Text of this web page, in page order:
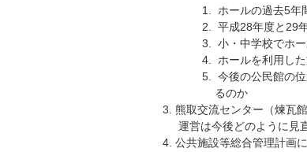
ホールの過去5年
平成28年度と29
小・中学校でホ
ホールを利用し
今後の公民館の
るのか
熊取交流センター（煉瓦
運営は今後どのように見
公共施設等総合管理計画